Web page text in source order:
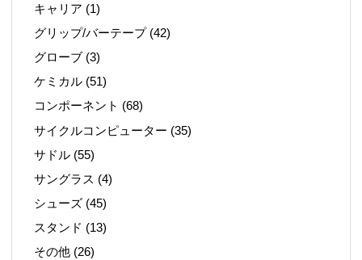
キャリア (1)
グリップ/バーテープ(42)
グローブ (3)
ケミカル (51)
コンポーネント (68)
サイクルコンピューター (35)
サドル (55)
サングラス (4)
シューズ (45)
スタンド (13)
その他 (26)